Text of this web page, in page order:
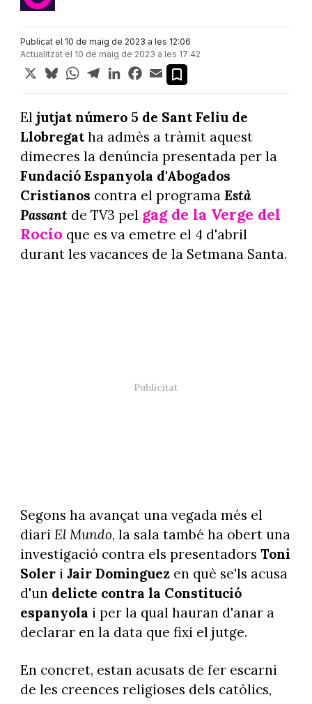
Publicat el 10 de maig de 2023 a les 12:06
Actualitzat el 10 de maig de 2023 a les 17:42
X BlueskyWhatsApp
TelegramLinkedInFacebook
Email
El jutjat número 5 de Sant Feliu de
Llobregatha admès a tràmit aquest
dimecres la denúncia presentada per la
Fundació Espanyola d'Abogados
Cristianos contra el programa Està
Passantde TV3 pel gag de la Verge del
Rocío que es va emetre el 4 d'abril
durant les vacances de la Setmana Santa.
Segons ha avançat una vegada més el
diari El Mundo, la sala també ha obert una
investigació contra els presentadors Toni
Soleri Jair Dominguezen què se'ls acusa
d'un delicte contra la Constitució
espanyola i per la qual hauran d'anar a
declarar en la data que fixi el jutge.
En concret, estan acusats de fer escarni
de les creences religioses dels catòlics,